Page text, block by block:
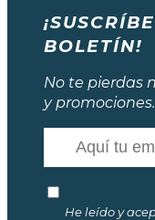
BOLETÍN!
No te pierdas
y
He leído y